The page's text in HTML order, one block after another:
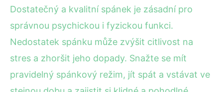
Dostatečný a kvalitní spánek je zásadní pro
správnou psychickou i fyzickou funkci.
Nedostatek spánku může zvýšit citlivost na
stres a zhoršit jeho dopady. Snažte se mít
pravidelný spánkový režim, jít spát a vstávat ve